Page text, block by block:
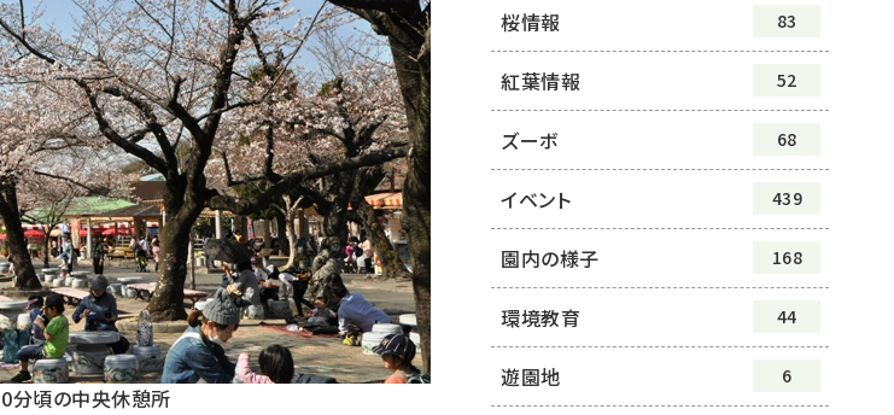
分頃の中央休憩所
桜情報 83
紅葉情報 52
ズーボ 68
イベント 439
園内の様子 168
環境教育 44
遊園地 6